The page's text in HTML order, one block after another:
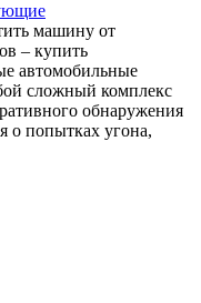
машину от
– купить
автомобильные
сложный комплекс
обнаружения
о попытках угона,